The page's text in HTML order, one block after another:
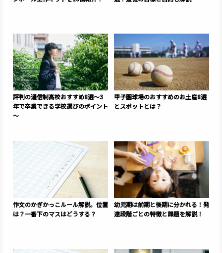
評判の通信制高校おすすめ8選～3
年で卒業できる学校選びのポイント
～
甲子園球場のおすすめのお土産8選
とスポットとは？
作文のかぎかっこルール解説。位置
は？一番下のマスはどうする？
幼児期は前期と後期に分かれる！発
達段階ごとの特徴と課題を解説！